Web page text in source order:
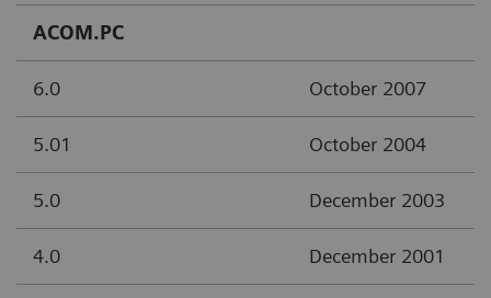
ACOM.PC
6.0 October 2007
5.01 October 2004
5.0 December 2003
4.0 December 2001